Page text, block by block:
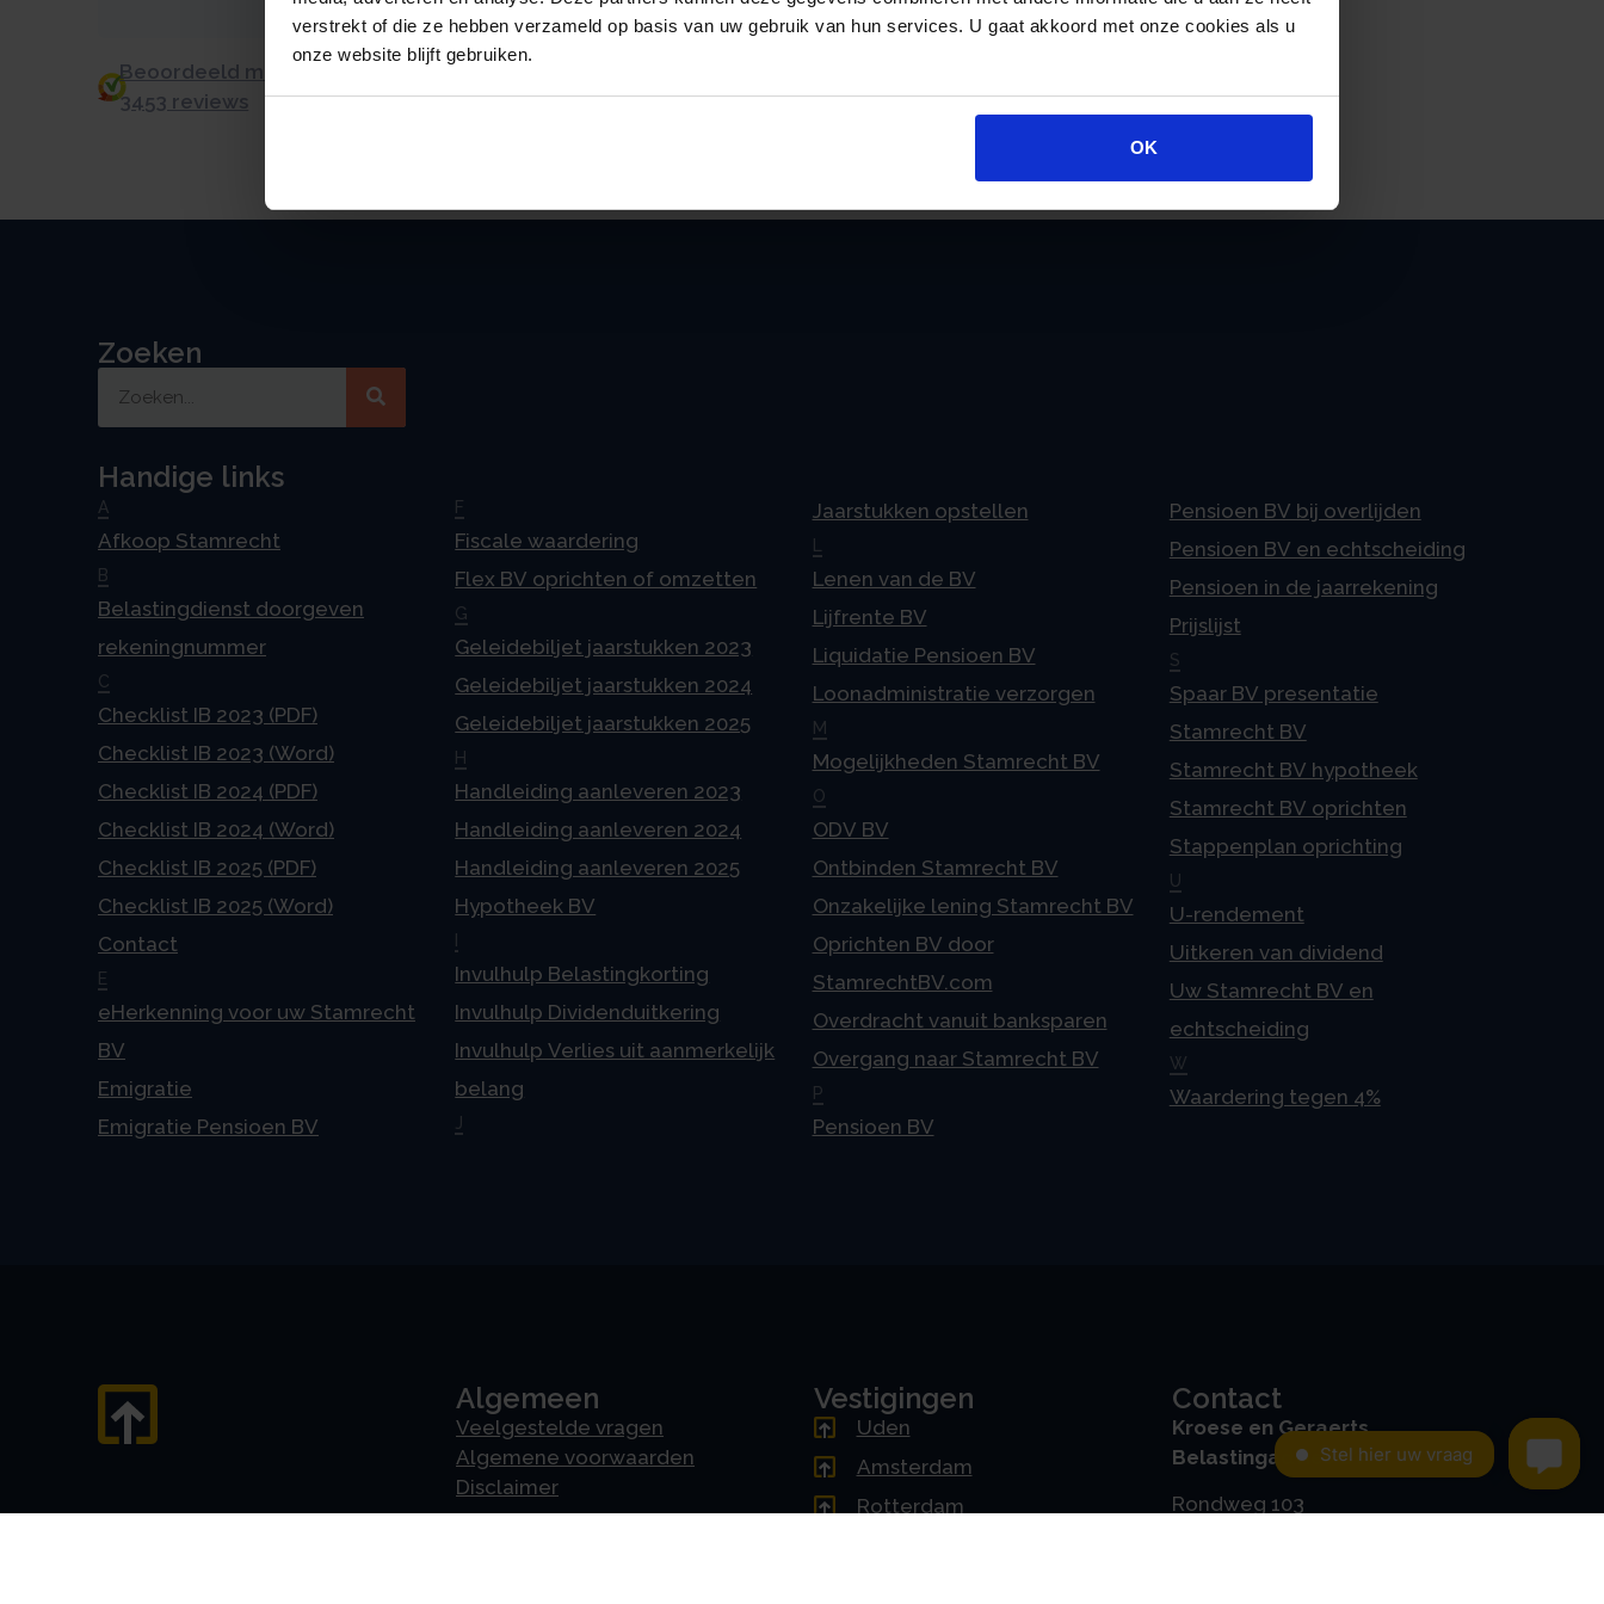
verstrekt of die ze hebben verzameld op basis van uw gebruik van hun services. U gaat akkoord met onze cookies als u
onze website blijft gebruiken.
OK
Beoordeeld met een 9.0 uit 10 op basis van
3453 reviews
Bron: Ministerie van Sociale Zaken en Werkgelegenheid | besluit | 04-12-2022
Zoeken
Handige links
A
Afkoop Stamrecht
B
Belastingdienst doorgeven
rekeningnummer
C
Checklist IB 2023 (PDF)
Checklist IB 2023 (Word)
Checklist IB 2024 (PDF)
Checklist IB 2024 (Word)
Checklist IB 2025 (PDF)
Checklist IB 2025 (Word)
Contact
E
eHerkenning voor uw Stamrecht
BV
Emigratie
Emigratie Pensioen BV
F
Fiscale waardering
Flex BV oprichten of omzetten
G
Geleidebiljet jaarstukken 2023
Geleidebiljet jaarstukken 2024
Geleidebiljet jaarstukken 2025
H
Handleiding aanleveren 2023
Handleiding aanleveren 2024
Handleiding aanleveren 2025
Hypotheek BV
Invulhulp Belastingkorting
Invulhulp Dividenduitkering
Invulhulp Verlies uit aanmerkelijk
belang
Jaarstukken opstellen
Lenen van de BV
Lijfrente BV
Liquidatie Pensioen BV
Loonadministratie verzorgen
M
Mogelijkheden Stamrecht BV
O
ODV BV
Ontbinden Stamrecht BV
Onzakelijke lening Stamrecht BV
Oprichten BV door
StamrechtBV.com
Overdracht vanuit banksparen
Overgang naar Stamrecht BV
P
Pensioen BV
Pensioen BV bij overlijden
Pensioen BV en echtscheiding
Pensioen in de jaarrekening
Prijslijst
S
Spaar BV presentatie
Stamrecht BV
Stamrecht BV hypotheek
Stamrecht BV oprichten
Stappenplan oprichting
U
U-rendement
Uitkeren van dividend
Uw Stamrecht BV en
echtscheiding
W
Waardering tegen 4%
Algemeen
Veelgestelde vragen
Algemene voorwaarden
Disclaimer
Vestigingen
Uden
Amsterdam
Rotterdam
Contact
Kroese en Geraerts
Belastingadvies BV
Rondweg 103